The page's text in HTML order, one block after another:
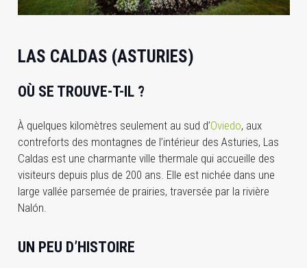
LAS CALDAS (ASTURIES)
OÙ SE TROUVE-T-IL ?
À quelques kilomètres seulement au sud d’Oviedo, aux
contreforts des montagnes de l’intérieur des Asturies, Las
Caldas est une charmante ville thermale qui accueille des
visiteurs depuis plus de 200 ans. Elle est nichée dans une
large vallée parsemée de prairies, traversée par la rivière
Nalón.
UN PEU D’HISTOIRE